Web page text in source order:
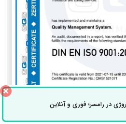
در رامسر؛ فوری و آنلاین